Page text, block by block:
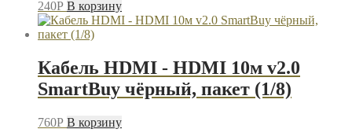
240P В корзину
Кабель HDMI - HDMI 10м v2.0
SmartBuy чёрный, пакет (1/8)
760P В корзину